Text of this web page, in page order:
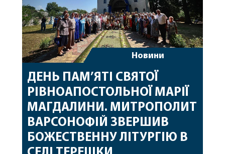
Новини
ДЕНЬ ПАМ’ЯТІ СВЯТОЇ
РІВНОАПОСТОЛЬНОЇ МАРІЇ
МАГДАЛИНИ. МИТРОПОЛИТ
ВАРСОНОФІЙ ЗВЕРШИВ
БОЖЕСТВЕННУ ЛІТУРГІЮ В